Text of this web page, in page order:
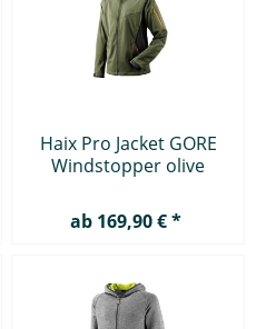
Haix Pro Jacket GORE
Windstopper olive
ab 169,90 € *